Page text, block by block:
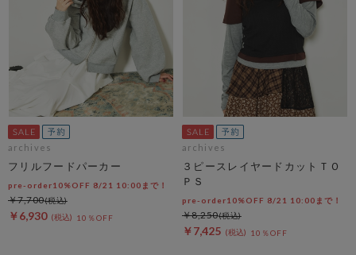
archives
フリルフードパーカー
pre-order10%OFF 8/21 10:00まで！
￥6,930 10％OFF
￥7,700
archives
３ピースレイヤードカットＴＯ
ＰＳ
pre-order10%OFF 8/21 10:00まで！
￥7,425 10％OFF
￥8,250